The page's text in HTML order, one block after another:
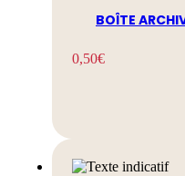
BOÎTE
0,50€